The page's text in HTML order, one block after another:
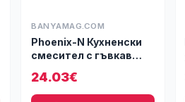
BANYAMAG.COM
Phoenix-N Кухненски
смесител с гъвкав
24.03€